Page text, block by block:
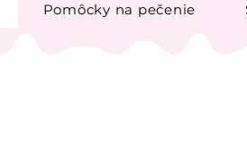
Pomôcky na pečenie